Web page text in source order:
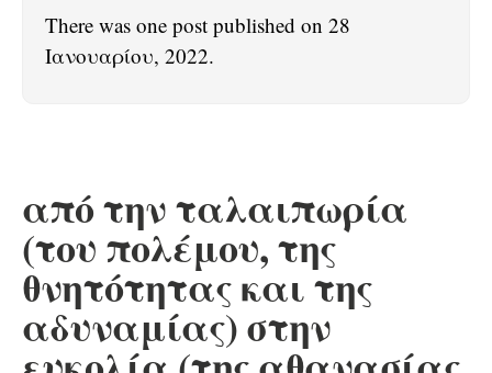
There was one post published on 28
Ιανουαρίου, 2022.
από την ταλαιπωρία
(του πολέμου, της
θνητότητας και της
αδυναμίας) στην